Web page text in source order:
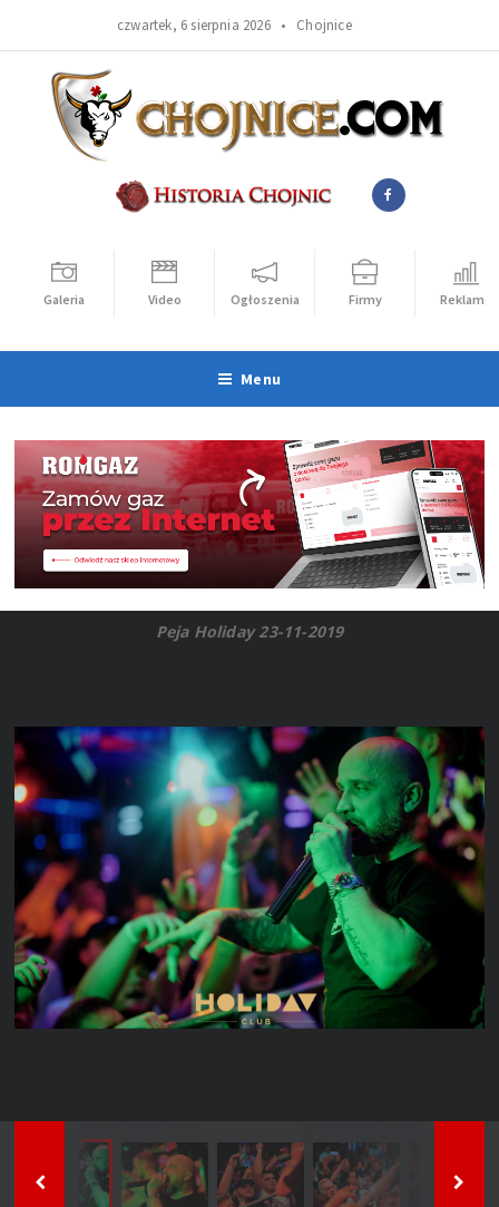
czwartek, 6 sierpnia 2026 • Chojnice
Galeria Video Ogłoszenia Firmy Reklama
Menu
Peja Holiday 23-11-2019